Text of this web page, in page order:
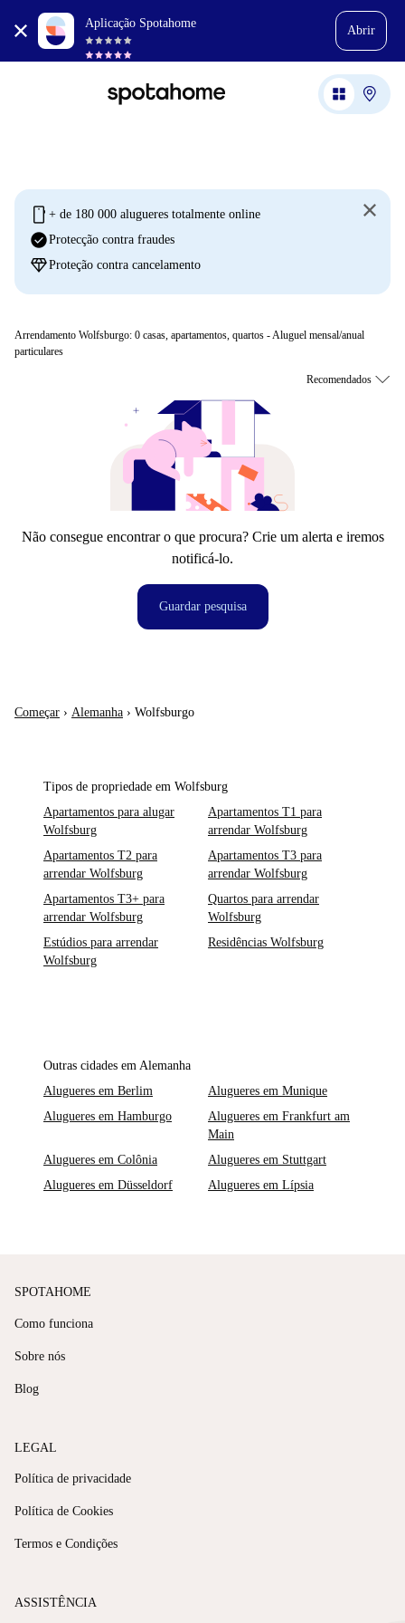
Aplicação Spotahome
Abrir
mobile + de 180 000 alugueres totalmente online
check_circleProtecção contra fraudes
diamondProteção contra cancelamento
Arrendamento Wolfsburgo: 0 casas, apartamentos, quartos - Aluguel mensal/anual
particulares
Não consegue encontrar o que procura? Crie um alerta e iremos
notificá-lo.
Guardar pesquisa
Começar › Alemanha › Wolfsburgo
Tipos de propriedade em Wolfsburg
Apartamentos para alugar
Wolfsburg
Apartamentos T1 para
arrendar Wolfsburg
Apartamentos T2 para
arrendar Wolfsburg
Apartamentos T3 para
arrendar Wolfsburg
Apartamentos T3+ para
arrendar Wolfsburg
Quartos para arrendar
Wolfsburg
Estúdios para arrendar
Wolfsburg
Residências Wolfsburg
Outras cidades em Alemanha
Alugueres em Berlim
Alugueres em Munique
Alugueres em Hamburgo
Alugueres em Frankfurt am
Main
Alugueres em Colônia
Alugueres em Stuttgart
Alugueres em Düsseldorf
Alugueres em Lípsia
SPOTAHOME
Como funciona
Sobre nós
Blog
LEGAL
Política de privacidade
Política de Cookies
Termos e Condições
ASSISTÊNCIA